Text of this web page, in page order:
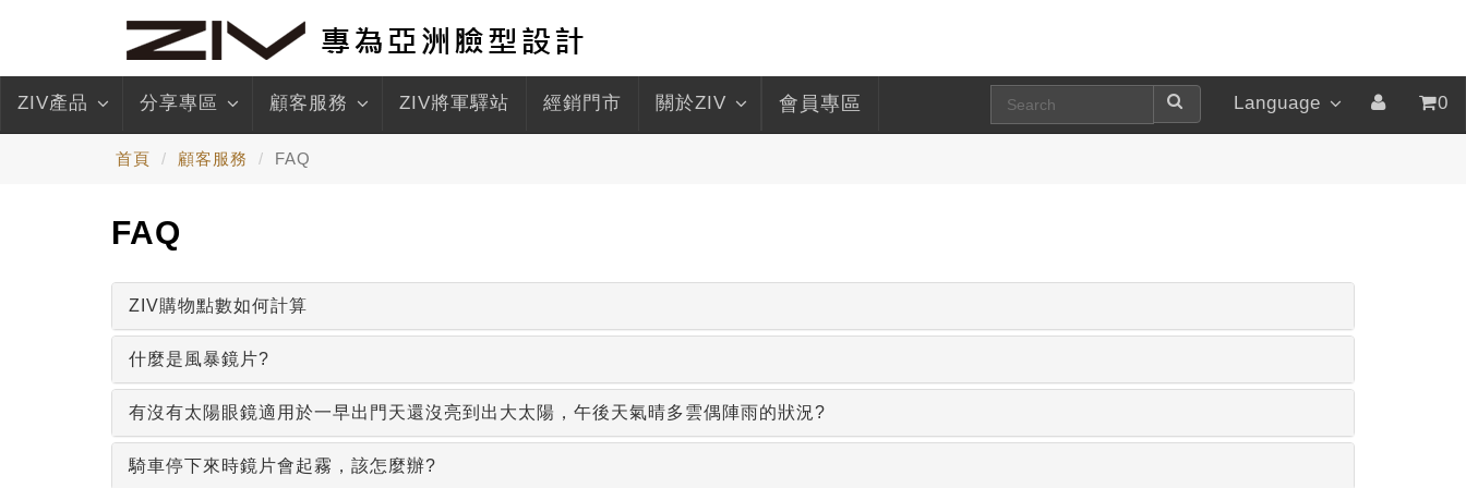
ZIV產品 分享專區 顧客服務 ZIV將軍驛站 經銷門市 關於ZIV 會員專區 Language 0
首頁 顧客服務 FAQ
FAQ
ZIV購物點數如何計算
什麼是風暴鏡片?
有沒有太陽眼鏡適用於一早出門天還沒亮到出大太陽，午後天氣晴多雲偶陣雨的狀況?
騎車停下來時鏡片會起霧，該怎麼辦?